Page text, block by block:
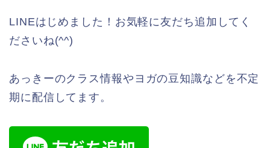
LINEはじめました！お気軽に友だち追加してく
ださいね(^^)
あっきーのクラス情報やヨガの豆知識などを不定
期に配信してます。